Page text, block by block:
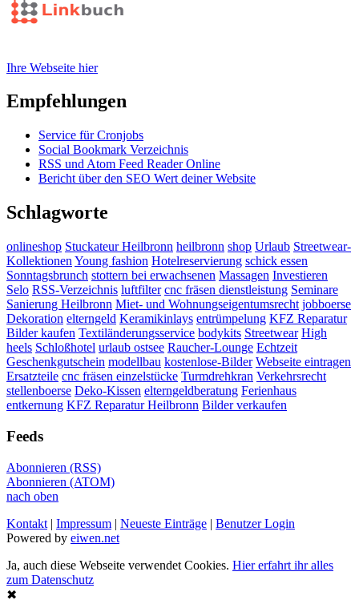
Ihre Webseite hier
Empfehlungen
Service für Cronjobs
Social Bookmark Verzeichnis
RSS und Atom Feed Reader Online
Bericht über den SEO Wert deiner Website
Schlagworte
onlineshop Stuckateur Heilbronn heilbronn shop Urlaub Streetwear-
Kollektionen Young fashion Hotelreservierung schick essen
Sonntagsbrunch stottern bei erwachsenen Massagen Investieren
Selo RSS-Verzeichnis luftfilter cnc fräsen dienstleistung Seminare
Sanierung Heilbronn Miet- und Wohnungseigentumsrecht jobboerse
Dekoration elterngeld Keramikinlays entrümpelung KFZ Reparatur
Bilder kaufen Textiländerungsservice bodykits Streetwear High
heels Schloßhotel urlaub ostsee Raucher-Lounge Echtzeit
Geschenkgutschein modellbau kostenlose-Bilder Webseite eintragen
Ersatzteile cnc fräsen einzelstücke Turmdrehkran Verkehrsrecht
stellenboerse Deko-Kissen elterngeldberatung Ferienhaus
entkernung KFZ Reparatur Heilbronn Bilder verkaufen
Feeds
Abonnieren (RSS)
Abonnieren (ATOM)
nach oben
Kontakt | Impressum | Neueste Einträge | Benutzer Login
Powered by eiwen.net
Ja, auch diese Webseite verwendet Cookies. Hier erfahrt ihr alles
zum Datenschutz
✖